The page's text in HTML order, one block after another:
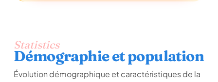
Statistics
Démographie et population
Évolution démographique et caractéristiques de la